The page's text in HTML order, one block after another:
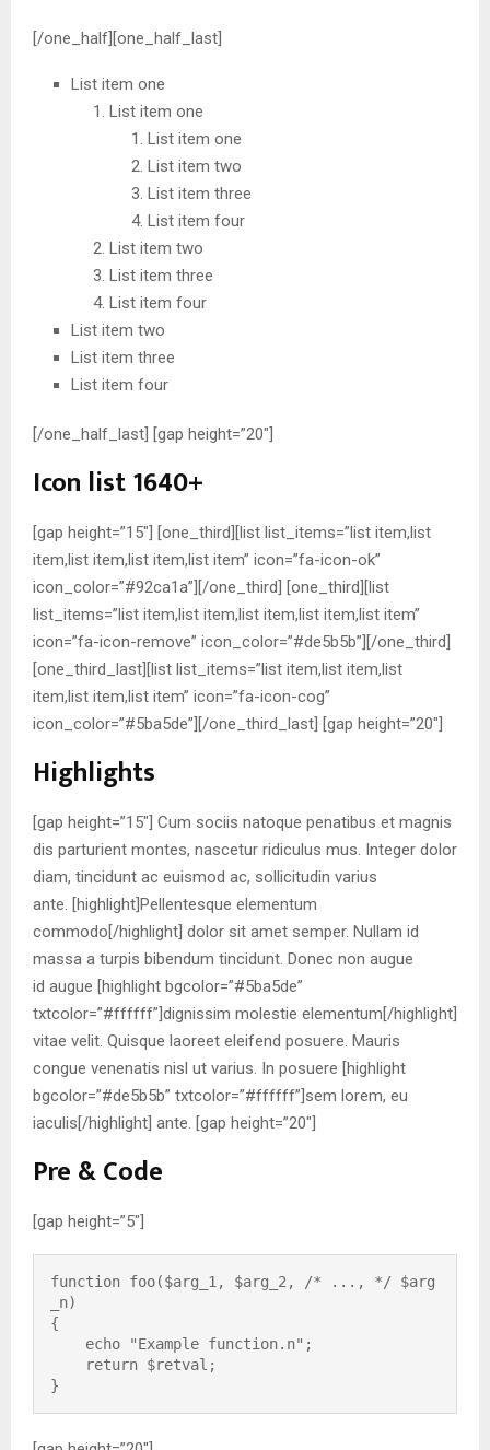
[/one_half][one_half_last]
List item one
List item one
List item one
List item two
List item three
List item four
List item two
List item three
List item four
List item two
List item three
List item four
[/one_half_last] [gap height=”20″]
Icon list 1640+
[gap height=”15″] [one_third][list list_items=”list item,list
item,list item,list item,list item” icon=”fa-icon-ok”
icon_color=”#92ca1a”][/one_third] [one_third][list
list_items=”list item,list item,list item,list item,list item”
icon=”fa-icon-remove” icon_color=”#de5b5b”][/one_third]
[one_third_last][list list_items=”list item,list item,list
item,list item,list item” icon=”fa-icon-cog”
icon_color=”#5ba5de”][/one_third_last] [gap height=”20″]
Highlights
[gap height=”15″] Cum sociis natoque penatibus et magnis
dis parturient montes, nascetur ridiculus mus. Integer dolor
diam, tincidunt ac euismod ac, sollicitudin varius
ante. [highlight]Pellentesque elementum
commodo[/highlight] dolor sit amet semper. Nullam id
massa a turpis bibendum tincidunt. Donec non augue
id augue [highlight bgcolor=”#5ba5de”
txtcolor=”#ffffff”]dignissim molestie elementum[/highlight]
vitae velit. Quisque laoreet eleifend posuere. Mauris
congue venenatis nisl ut varius. In posuere [highlight
bgcolor=”#de5b5b” txtcolor=”#ffffff”]sem lorem, eu
iaculis[/highlight] ante. [gap height=”20″]
Pre & Code
[gap height=”5″]
function foo($arg_1, $arg_2, /* ..., */ $arg
_n)
{